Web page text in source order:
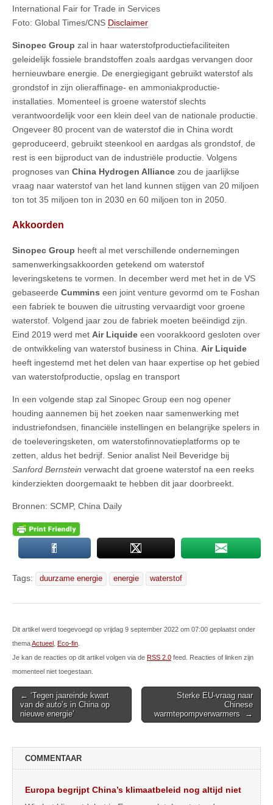
International Fair for Trade in Services
Foto: Global Times/CNS Disclaimer
Sinopec Group zal in haar waterstofproductiefaciliteiten
geleidelijk fossiele brandstoffen zoals aardgas vervangen door
hernieuwbare energie. De energiegigant gebruikt waterstof als
grondstof in zijn olieraffinage- en ammoniakproductie-
installaties. Momenteel is groene waterstof slechts
verantwoordelijk voor een klein deel van de nationale productie.
Ongeveer 80 procent van de waterstof die in China wordt
geproduceerd, gebruikt steenkool en aardgas als grondstof, de
rest is een bijproduct van de industriële productie. Volgens
prognoses van China Hydrogen Alliance zou de jaarlijkse
vraag naar waterstof van het land kunnen stijgen van 20 miljoen
ton tot 35 miljoen ton in 2030 en 60 miljoen ton in 2050.
Akkoorden
Sinopec Group heeft al met verschillende ondernemingen
samenwerkingsakkoorden getekend om waterstof
leveringsketens te vormen. In december werd met het in de VS
gebaseerde Cummins een joint venture gevormd om te Foshan
een fabriek te bouwen die uitrusting vervaardigt voor groene
waterstof. Volgend jaar zou de fabriek moeten beëindigd zijn.
Eind 2019 werd met Air Liquide een voorakkoord gesloten over
de ontwikkeling van waterstof business in China. Air Liquide
heeft ingestemd met het delen van haar expertise op het gebied
van waterstofproductie, opslag en transport
In een volgende stap zal Sinopec Group een nog opener
houding aannemen bij het zoeken naar samenwerking met
industriefondsen, financiële instellingen en belangrijke spelers in
de toeleveringsketen, om waterstofinnovatieplatforms op te
zetten, aldus het bedrijf. Senior analist Neil Beveridge bij
Sanford Bernstein verwacht dat groene waterstof na een reeks
kinderziekten doorgemaakt te hebben dit jaar doorbreekt.
Bronnen: SCMP, China Daily
Tags: duurzame energie energie waterstof
Dit artikel werd toegevoegd op vrijdag 9 september 2022 om 07:00 geplaatst onder
themaActueel Eco-fin
Je kan de reacties op dit artikel volgen via de RSS 2.0 feed. Reacties of linken zijn
momenteel niet toegestaan.
Post
navigation
← ‘Tegen jaareinde kwart
van de auto’s in China op
nieuwe energie’
Sterke EU-vraag naar
Chinese
warmtepompverwarmers →
COMMENTAAR
Europa begrijpt China’s klimaatbeleid nog altijd niet